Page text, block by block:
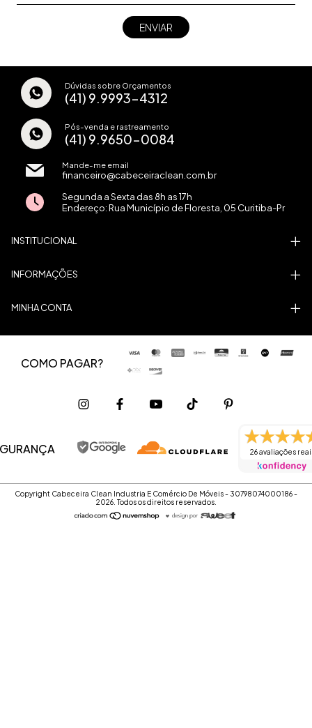
Dúvidas sobre Orçamentos
(41) 9.9993-4312
Pós-venda e rastreamento
(41) 9.9650-0084
Mande-me email
financeiro@cabeceiraclean.com.br
Segunda a Sexta das 8h as 17h
Endereço: Rua Município de Floresta, 05 Curitiba-Pr
INSTITUCIONAL
INFORMAÇÕES
MINHA CONTA
COMO PAGAR?
26 avaliações
Copyright Cabeceira Clean Industria E Comércio De Móveis - 30798074000186 -
2026. Todos os direitos reservados.